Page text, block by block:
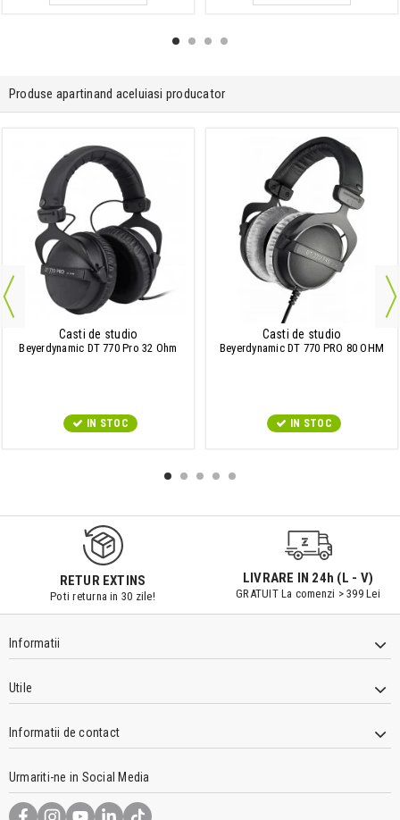
Produse apartinand aceluiasi producator
Casti de studio
Beyerdynamic DT 770 Pro 32 Ohm
IN STOC
Casti de studio
Beyerdynamic DT 770 PRO 80 OHM
IN STOC
RETUR EXTINS
Poti returna in 30 zile!
LIVRARE IN 24h (L - V)
GRATUIT La comenzi > 399 Lei
Informatii
Utile
Informatii de contact
Urmariti-ne in Social Media